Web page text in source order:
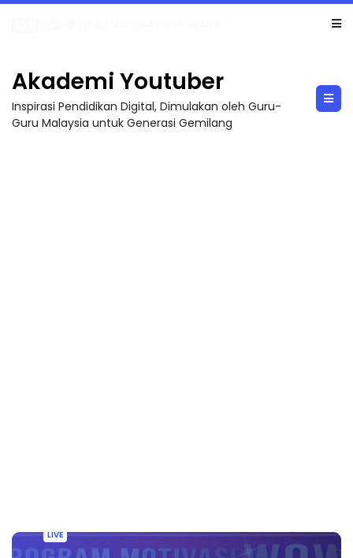
Akademi Youtuber
Inspirasi Pendidikan Digital, Dimulakan oleh Guru-
Guru Malaysia untuk Generasi Gemilang
LIVE